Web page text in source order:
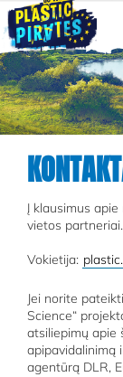
Paieška
Į klausimus
vietos partneriai.
Vokietija:
Jei norite
Science“
atsiliepimų apie
apipavidalinimą
agentūrą DLR,